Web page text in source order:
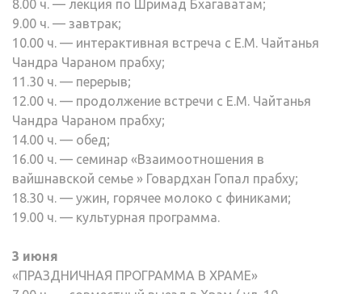
8.00 ч. — лекция по Шримад Бхагаватам;
9.00 ч. — завтрак;
10.00 ч. — интерактивная встреча с Е.М. Чайтанья
Чандра Чараном прабху;
11.30 ч. — перерыв;
12.00 ч. — продолжение встречи с Е.М. Чайтанья
Чандра Чараном прабху;
14.00 ч. — обед;
16.00 ч. — семинар «Взаимоотношения в
вайшнавской семье » Говардхан Гопал прабху;
18.30 ч. — ужин, горячее молоко с финиками;
19.00 ч. — культурная программа.
3 июня
«ПРАЗДНИЧНАЯ ПРОГРАММА В ХРАМЕ»